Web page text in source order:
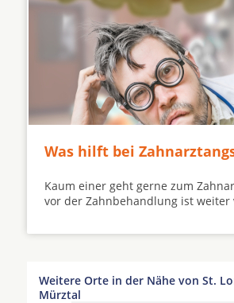
Was hilft bei
Kaum einer geht gerne zum
vor der Zahnbehandlung ist weiter
Weitere Orte in der Nähe von St.
Mürztal